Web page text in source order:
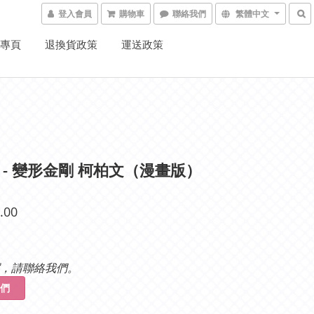
登入會員 購物車 聯絡我們 繁體中文
頁 退換貨政策 運送政策
變形金剛 柯柏文（漫畫版）
請聯絡我們。